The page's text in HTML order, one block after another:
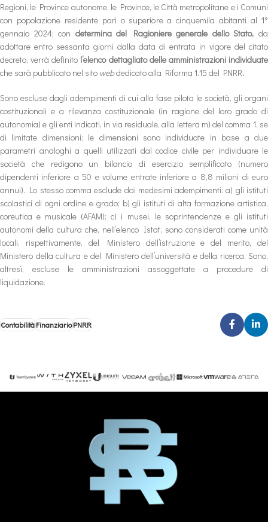
Regioni, le Province autonome, le Province, le Città metropolitane e i Comuni
con popolazione residente pari o superiore a cinquemila abitanti al 1°
gennaio 2024; con determina del Ragioniere generale dello Stato,da
adottare entro sessanta giorni dalla data di entrata in vigore del citato
decreto, verrà definito l’elenco dettagliato delle amministrazioni individuate
che sarà pubblicato nel sito webdedicato alla Riforma 1.15 del PNRR.
Sono escluse dagli adempimenti di cui alla fase pilota le società, gli organi
costituzionali e a rilevanza costituzionale (in ragione del loro grado di
autonomia) e gli enti indicati, in via residuale, alla lettera m) del comma 1, se
di limitate dimensioni; le dimensioni sono individuate in base a due
parametri analoghi a quelli utilizzati dal codice civile per individuare le
società che redigono un bilancio di esercizio semplificato (numero
dipendenti inferiore a 50 e volume entrate inferiore a 8,8 milioni di euro
annui). Lo stesso comma esclude dai medesimi adempimenti: a) gli istituti
scolastici di ogni ordine e grado; b) gli istituti di alta formazione artistica,
coreutica e musicale (AFAM); c) i musei, le soprintendenze e gli istituti
autonomi della cultura che, nell’elenco Istat, sono considerati come unità
locali, rispettivamente, del Ministero dell’istruzione e del merito, del
Ministero della cultura e del Ministero dell’università e della ricerca. Sono,
altresì, escluse le amministrazioni assoggettate a procedure di
liquidazione.
ContabilitàFinanziarioPNRR